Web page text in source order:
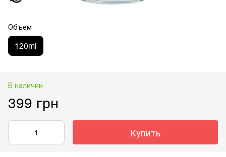
Объем
120ml
В наличии
399 грн
Купить